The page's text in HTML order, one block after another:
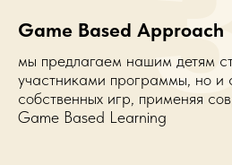
Game Based Approach
мы предлагаем нашим детям
участниками программы, но и
собственных игр, применяя
Game Based Learning